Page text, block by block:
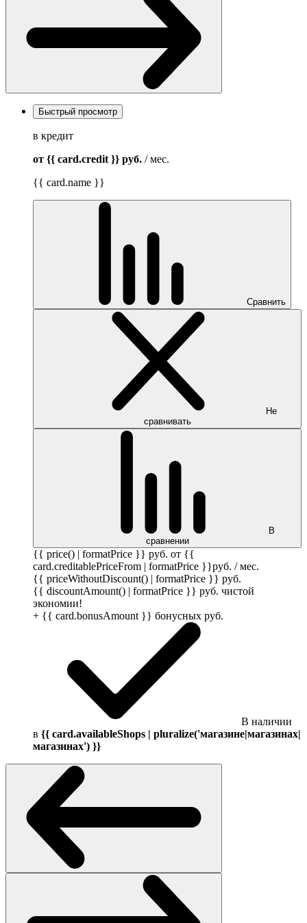
Быстрый просмотр
в кредит
от {{ card.credit }} руб. / мес.
{{ card.name }}
Сравнить
Не
сравнивать
В
сравнении
{{ price() | formatPrice }} руб. от {{
card.creditablePriceFrom | formatPrice }}руб. / мес.
{{ priceWithoutDiscount() | formatPrice }} руб.
{{ discountAmount() | formatPrice }} руб. чистой
экономии!
+ {{ card.bonusAmount }} бонусных руб.
В наличии
в {{ card.availableShops | pluralize('магазине|магазинах|
магазинах') }}